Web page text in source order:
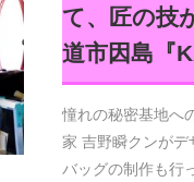
て、匠の技
道市因島『
憧れの秘密基地へ
家 吉野瞬クンがデ
バッグの制作も行